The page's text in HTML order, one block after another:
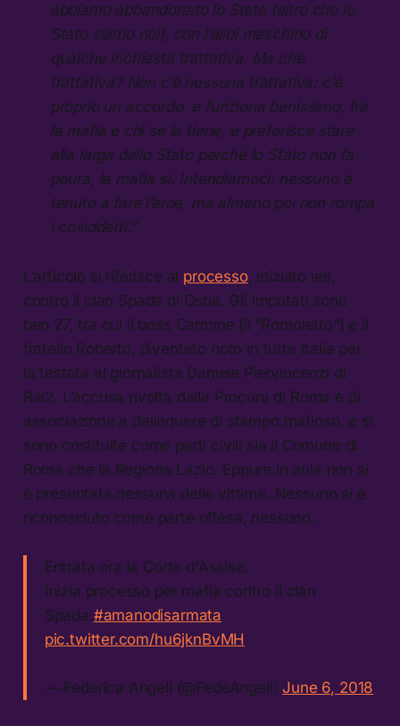
abbiamo abbandonato lo Stato (altro che lo
Stato siamo noi), con l’alibi meschino di
qualche inchiesta trattativa. Ma che
trattativa? Non c’è nessuna trattativa: c’è
proprio un accordo, e funziona benissimo, fra
la mafia e chi se la tiene, e preferisce stare
alla larga dallo Stato perché lo Stato non fa
paura, la mafia sì. Intendiamoci: nessuno è
tenuto a fare l’eroe, ma almeno poi non rompa
i cosiddetti.”
L’articolo si riferisce al processo, iniziato ieri,
contro il clan Spada di Ostia. Gli imputati sono
ben 27, tra cui il boss Carmine (il “Romoletto”) e il
fratello Roberto, diventato noto in tutta Italia per
la testata al giornalista Daniele Piervincenzi di
Rai2. L’accusa rivolta dalla Procura di Roma è di
associazione a delinquere di stampo mafioso, e si
sono costituite come parti civili sia il Comune di
Roma che la Regione Lazio. Eppure in aula non si
è presentata nessuna delle vittime. Nessuno si è
riconosciuto come parte offesa, nessuno.
Entrata ora la Corte d'Assise.
Inizia processo per mafia contro il clan
Spada.#amanodisarmata
pic.twitter.com/hu6jknBvMH
— Federica Angeli (@FedeAngeli)June 6, 2018